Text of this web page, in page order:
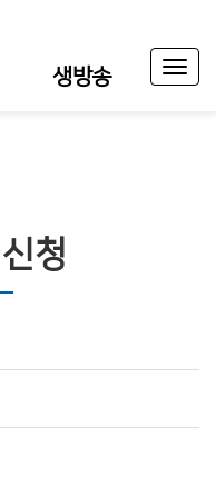
생방송
Toggle
청